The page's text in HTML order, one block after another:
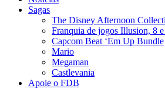
Sagas
The Disney Afternoon
Franquia de jogos Illusion, 8
Capcom Beat ‘Em Up Bundle
Mario
Megaman
Castlevania
Apoie o FDB